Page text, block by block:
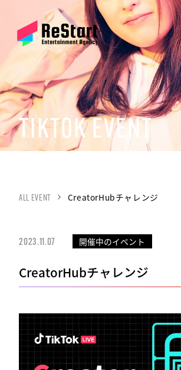
TIKTOK EVENT
ALL EVENT CreatorHubチャレンジ
2023.11.07 開催中のイベント
CreatorHubチャレンジ